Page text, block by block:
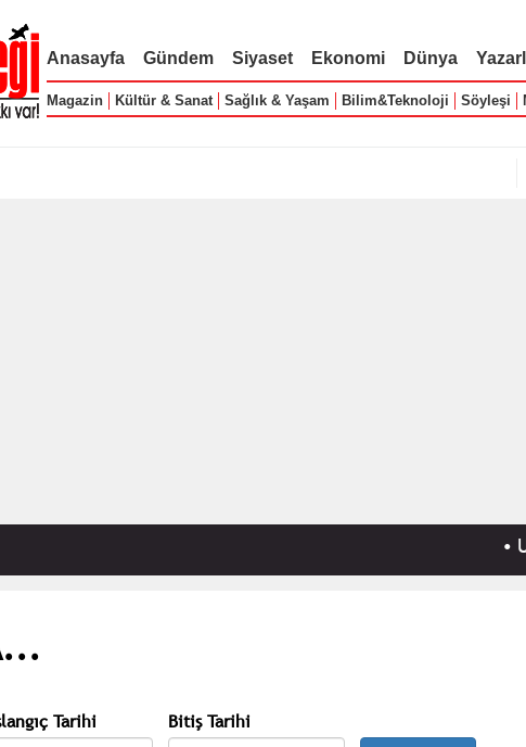
Anasayfa Gündem Siyaset Ekonomi Dünya
Magazin Kültür & Sanat Sağlık & Yaşam Bilim&Teknoloji Söyleşi
UEFA
Tarihi Bitiş Tarihi